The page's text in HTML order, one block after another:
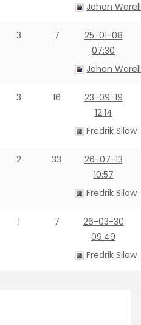
Johan Warell
3 7
25-01-08
07:30
Johan Warell
3 16
23-09-19
12:14
Fredrik Silow
2 33
26-07-13
10:57
Fredrik Silow
1 7
26-03-30
09:49
Fredrik Silow